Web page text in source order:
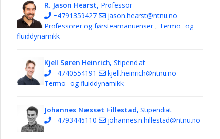
R. Jason Hearst, Professor
+4791359427
jason.hearst@ntnu.no
Professorer og førsteamanuenser , Termo- og
fluiddynamikk
Kjell Søren Heinrich, Stipendiat
+4740554191
kjell.heinrich@ntnu.no
Termo- og fluiddynamikk
Johannes Næsset Hillestad, Stipendiat
+4793446110
johannes.n.hillestad@ntnu.no